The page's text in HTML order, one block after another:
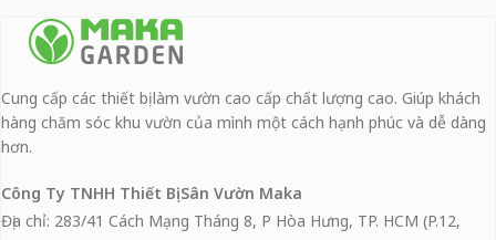
Cung cấp các thiết bị làm vườn cao cấp chất lượng cao. Giúp khách
hàng chăm sóc khu vườn của mình một cách hạnh phúc và dễ dàng
hơn.
Công Ty TNHH Thiết Bị Sân Vườn Maka
Địa chỉ: 283/41 Cách Mạng Tháng 8, P Hòa Hưng, TP. HCM (P.12,